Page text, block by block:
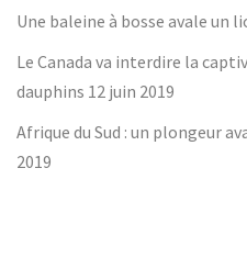
Une baleine à bosse avale un
Le Canada va interdire la
dauphins 12 juin 2019
Afrique du Sud : un plongeur
2019